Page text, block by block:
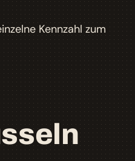
Kennzahl zum